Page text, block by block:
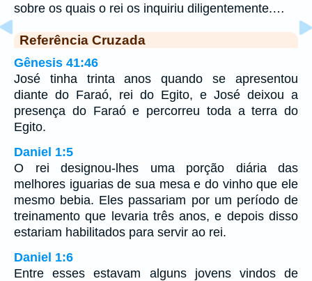
sobre os quais o rei os inquiriu diligentemente.…
Referência Cruzada
Gênesis 41:46
José tinha trinta anos quando se apresentou
diante do Faraó, rei do Egito, e José deixou a
presença do Faraó e percorreu toda a terra do
Egito.
Daniel 1:5
O rei designou-lhes uma porção diária das
melhores iguarias de sua mesa e do vinho que ele
mesmo bebia. Eles passariam por um período de
treinamento que levaria três anos, e depois disso
estariam habilitados para servir ao rei.
Daniel 1:6
Entre esses estavam alguns jovens vindos de